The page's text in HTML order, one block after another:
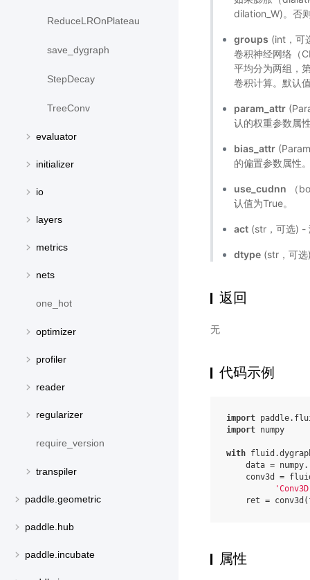
ReduceLROnPlateau
save_dygraph
StepDecay
TreeConv
evaluator
initializer
io
layers
metrics
nets
one_hot
optimizer
profiler
reader
regularizer
require_version
transpiler
paddle.geometric
paddle.hub
paddle.incubate
dilation_W)。否
groups (int，可
卷积神经网络（
平均分为两组，
卷积计算。默认
param_attr
认的权重参数属
bias_attr
的偏置参数属性
use_cudnn （
认值为True。
act (str，可选) -
dtype (str，可
返回
无
代码示例
import
import numpy
with fluid .
data = numpy.
conv3d
=
ret = conv3d (
属性